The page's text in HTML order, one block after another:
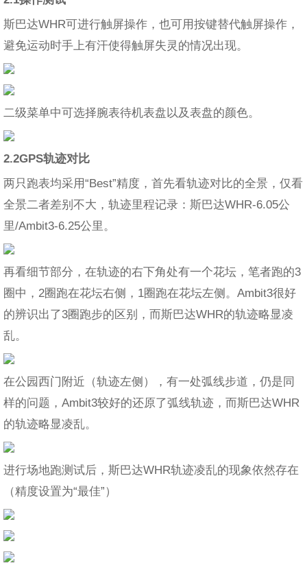
斯巴达WHR可进行触屏操作，也可用按键替代触屏操作，
避免运动时手上有汗使得触屏失灵的情况出现。
二级菜单中可选择腕表待机表盘以及表盘的颜色。
2.2GPS轨迹对比
两只跑表均采用“Best”精度，首先看轨迹对比的全景，仅看
全景二者差别不大，轨迹里程记录：斯巴达WHR-6.05公
里/Ambit3-6.25公里。
再看细节部分，在轨迹的右下角处有一个花坛，笔者跑的3
圈中，2圈跑在花坛右侧，1圈跑在花坛左侧。Ambit3很好
的辨识出了3圈跑步的区别，而斯巴达WHR的轨迹略显凌
乱。
在公园西门附近（轨迹左侧），有一处弧线步道，仍是同
样的问题，Ambit3较好的还原了弧线轨迹，而斯巴达WHR
的轨迹略显凌乱。
进行场地跑测试后，斯巴达WHR轨迹凌乱的现象依然存在
（精度设置为“最佳”）